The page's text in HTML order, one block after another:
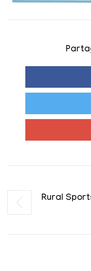
Rural